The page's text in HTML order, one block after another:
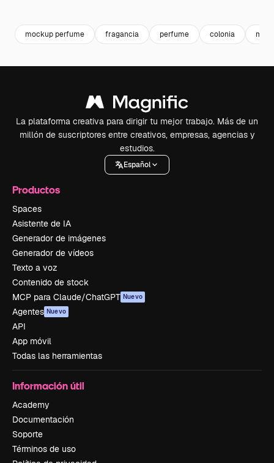
mockup perfume fragancia perfume colonia
La plataforma creativa para dirigir tu mejor trabajo. Más de un
millón de suscriptores entre creativos, empresas, agencias y
estudios.
Español
Productos
Spaces
Asistente de IA
Generador de imágenes
Generador de vídeos
Texto a voz
Contenido de stock
MCP para Claude/ChatGPT Nuevo
Agentes Nuevo
API
App móvil
Todas las herramientas
Información útil
Academy
Documentación
Soporte
Términos de uso